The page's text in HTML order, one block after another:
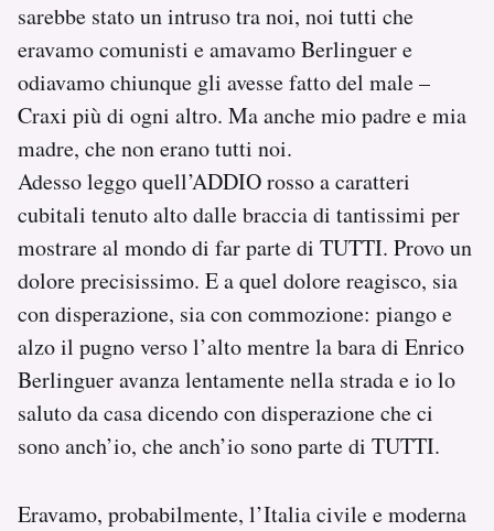
sarebbe stato un intruso tra noi, noi tutti che
eravamo comunisti e amavamo Berlinguer e
odiavamo chiunque gli avesse fatto del male –
Craxi più di ogni altro. Ma anche mio padre e mia
madre, che non erano tutti noi.
Adesso leggo quell’ADDIO rosso a caratteri
cubitali tenuto alto dalle braccia di tantissimi per
mostrare al mondo di far parte di TUTTI. Provo un
dolore precisissimo. E a quel dolore reagisco, sia
con disperazione, sia con commozione: piango e
alzo il pugno verso l’alto mentre la bara di Enrico
Berlinguer avanza lentamente nella strada e io lo
saluto da casa dicendo con disperazione che ci
sono anch’io, che anch’io sono parte di TUTTI.
Eravamo, probabilmente, l’Italia civile e moderna